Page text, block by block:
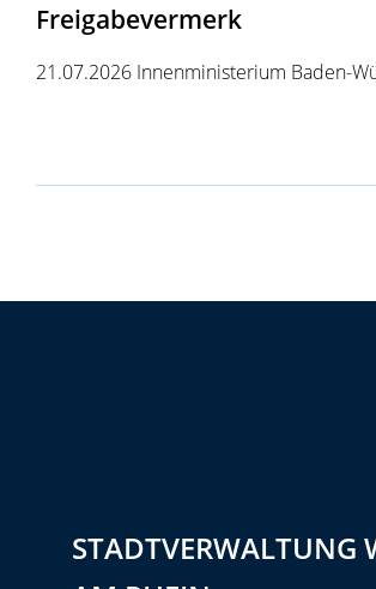
Freigabevermerk
21.07.2026 Innenministerium Baden-
STADTVERWALTUNG